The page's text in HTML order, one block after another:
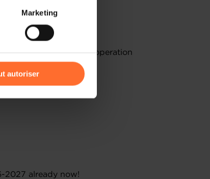
sur les réseaux
être affectées en
Marketing
autoriser
Development Cooperation
2027 already now!